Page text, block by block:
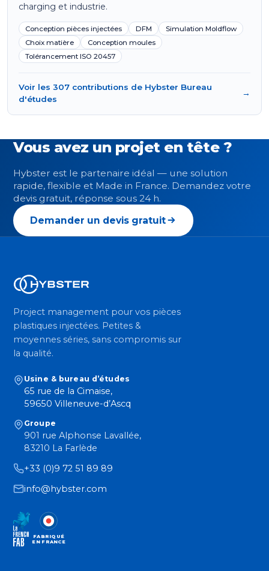
charging et industrie.
Conception pièces injectées DFM
Simulation Moldflow
Choix matière
Conception moules
Tolérancement ISO 20457
Voir les 307 contributions de Hybster Bureau
d'études
→
Vous avez un projet en tête ?
Hybster est le partenaire idéal — une solution
rapide, flexible et Made in France. Demandez votre
devis gratuit, réponse sous 24 h.
Demander un devis gratuit
Project management pour vos pièces
plastiques injectées. Petites &
moyennes séries, sans compromis sur
la qualité.
Usine & bureau d’études
65 rue de la Cimaise,
59650 Villeneuve-d’Ascq
Groupe
901 rue Alphonse Lavallée,
83210 La Farlède
+33 (0)9 72 51 89 89
info@hybster.com
FABRIQUÉ
EN FRANCE